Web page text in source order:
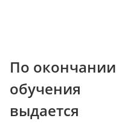
По окончании
обучения
выдается